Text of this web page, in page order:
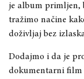
je album primljen,
tražimo načine
doživljaj bez
Dodajmo i da je
dokumentarni film